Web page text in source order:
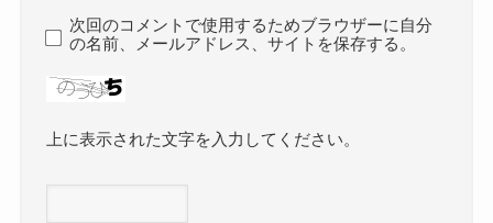
次回のコメントで使用するためブラウザーに自分
の名前、メールアドレス、サイトを保存する。
上に表示された文字を入力してください。